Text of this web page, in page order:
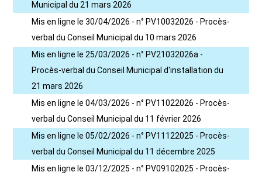
Municipal du 21 mars 2026
Mis en ligne le 30/04/2026 - n° PV10032026 - Procès-
verbal du Conseil Municipal du 10 mars 2026
Mis en ligne le 25/03/2026 - n° PV21032026a -
Procès-verbal du Conseil Municipal d'installation du
21 mars 2026
Mis en ligne le 04/03/2026 - n° PV11022026 - Procès-
verbal du Conseil Municipal du 11 février 2026
Mis en ligne le 05/02/2026 - n° PV11122025 - Procès-
verbal du Conseil Municipal du 11 décembre 2025
Mis en ligne le 03/12/2025 - n° PV09102025 - Procès-